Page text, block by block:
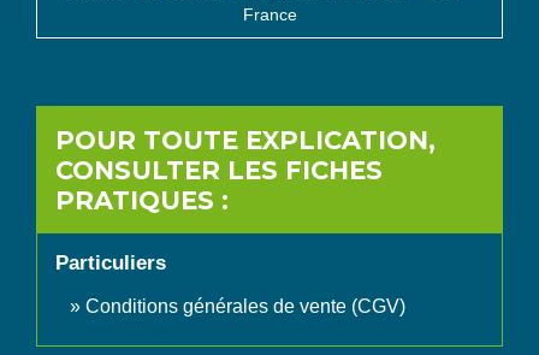
France
POUR TOUTE EXPLICATION,
CONSULTER LES FICHES
PRATIQUES :
Particuliers
Conditions générales de vente (CGV)